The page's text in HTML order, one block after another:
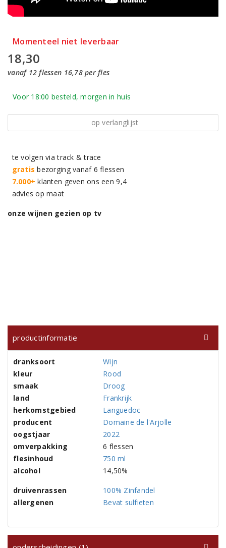
Momenteel niet leverbaar
18,30
vanaf 12 flessen 16,78 per fles
Voor 18:00 besteld, morgen in huis
op verlanglijst
te volgen via track & trace
gratis bezorging vanaf 6 flessen
7.000+ klanten geven ons een 9,4
advies op maat
onze wijnen gezien op tv
productinformatie
dranksoort
Wijn
kleur
Rood
smaak
Droog
land
Frankrijk
herkomstgebied
Languedoc
producent
Domaine de l'Arjolle
oogstjaar
2022
omverpakking
6 flessen
flesinhoud
750 ml
alcohol
14,50%
druivenrassen
100% Zinfandel
allergenen
Bevat sulfieten